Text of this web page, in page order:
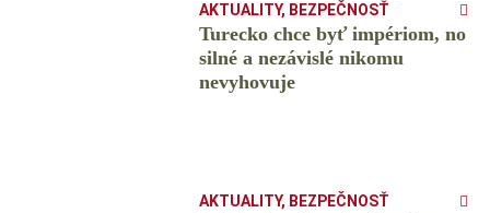
AKTUALITY, BEZPEČNOSŤ
Turecko chce byť impériom, no
silné a nezávislé nikomu
nevyhovuje
AKTUALITY, BEZPEČNOSŤ